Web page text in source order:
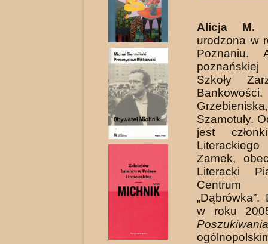
Alicja M.
urodzona w
Poznaniu.
Szkoły
Bankowości.
Szamotuły.
jest
Zamek,
Literacki
„Dąbrówka”.
w roku
Poszukiwania